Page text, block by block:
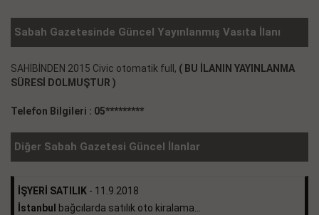
Sabah Gazetesinde Güncel Yayınlanmış Vasıta İlanı
SAHİBİNDEN 2015 Civic otomatik full, ( BU İLANIN YAYINLANMA
SÜRESİ DOLMUŞTUR )
Telefon Bilgileri : 05*********
Diğer Sabah Gazetesi Güncel İlanlar
İŞYERİ SATILIK - 11.9.2018
İstanbul
bağcılarda satılık oto kiralama...